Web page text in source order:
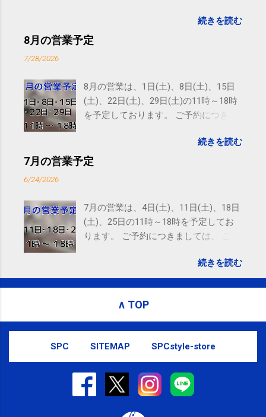
subscribed to email updates from サクマフィジカルコ
ンディショニング(@SPCstyle) - Twilog To stop
Email delivery powered by Google Google Inc., 1600
Amphitheatre Parkway, Mountain View, CA 94043,
United States
続きを読む
8月の営業予定
7/28/2026
8月の営業は、1日(土)、8日(土)、15日
(土)、22日(土)、29日(土)の11時～18時
を予定しております。 ご予約につきま
す。 電話に出られないことがあります
ので、ご予約、お問い合わせは
続きを読む
7月の営業予定
6/24/2026
7月の営業は、4日(土)、11日(土)、18日
(土)、25日の11時～18時を予定してお
ります。 ご予約につきましては、 こち
れないことがありますので、ご予約、
お問い合わせはSMS（ショートメッセ
続きを読む
∧ TOP
SPC SITEMAP SPCstyle-store